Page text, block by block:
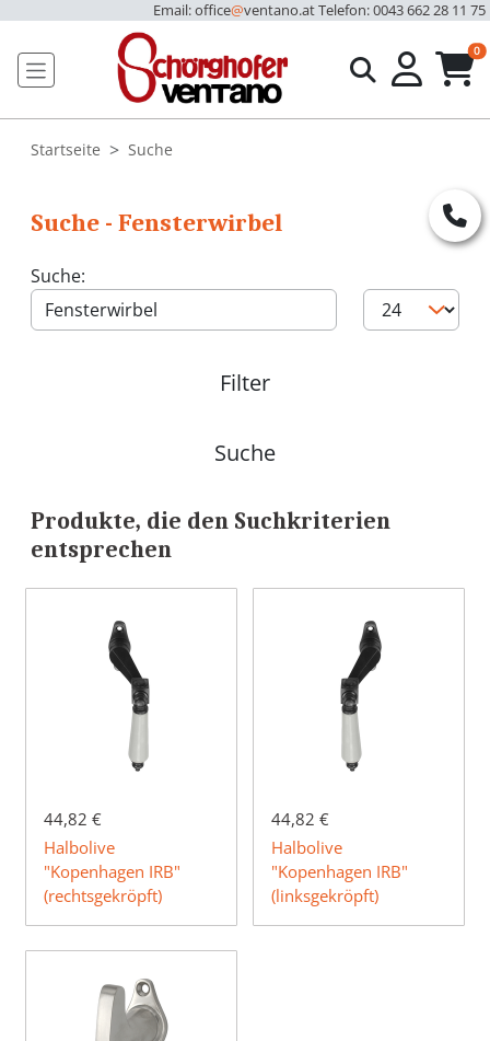
Email: office@ventano.atTelefon: 0043 662 28 11 75
0
Startseite Suche
Suche - Fensterwirbel
Suche:
Filter
Suche
Produkte, die den Suchkriterien
entsprechen
44,82 €
Halbolive
"Kopenhagen IRB"
(rechtsgekröpft)
44,82 €
Halbolive
"Kopenhagen IRB"
(linksgekröpft)